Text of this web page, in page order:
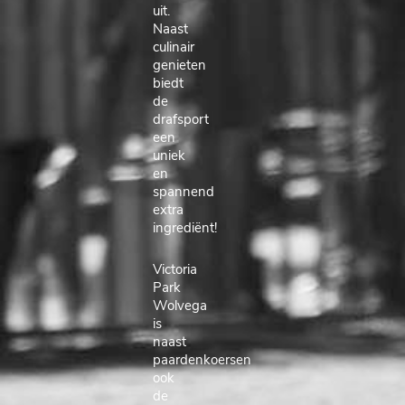
uit.
Naast
culinair
genieten
biedt
de
drafsport
een
uniek
en
spannend
extra
ingrediënt!
Victoria
Park
Wolvega
is
naast
paardenkoersen
ook
de